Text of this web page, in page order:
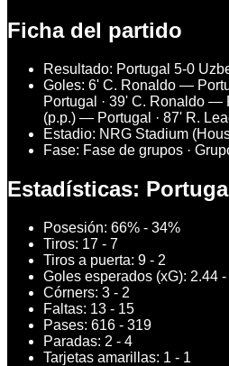
Ficha del partido
Resultado: Portugal 5-0
Goles: 6' C. Ronaldo —
Portugal · 39' C. Ronaldo —
(p.p.) — Portugal · 87' R.
Estadio: NRG Stadium
Fase: Fase de grupos ·
Estadísticas:
Posesión: 66% - 34%
Tiros: 17 - 7
Tiros a puerta: 9 - 2
Goles esperados (xG): 2.44
Córners: 3 - 2
Faltas: 13 - 15
Pases: 616 - 319
Paradas: 2 - 4
Tarjetas amarillas: 1 - 1